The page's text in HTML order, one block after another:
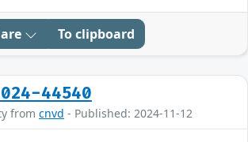
To clipboard
44540
from cnvd - Published: 2024-11-12